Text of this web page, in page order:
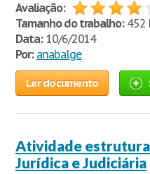
Avaliação:
Tamanho do trabalho:452
Data:10/6/2014
Por: anabalge
Ler documento
Atividade
Jurídica e Judiciária